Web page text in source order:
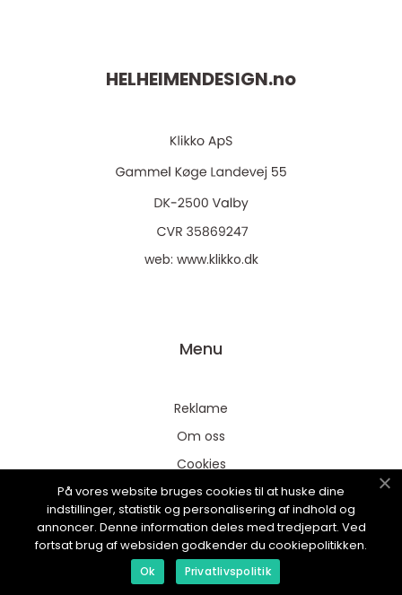
HELHEIMENDESIGN.no
web: www.klikko.dk
Menu
Reklame
Om oss
Cookies
Kontakt Oss
Sitemap
På vores website bruges cookies til at huske dine
indstillinger, statistik og personalisering af indhold og
annoncer. Denne information deles med tredjepart. Ved
fortsat brug af websiden godkender du cookiepolitikken.
Ok Privatlivspolitik